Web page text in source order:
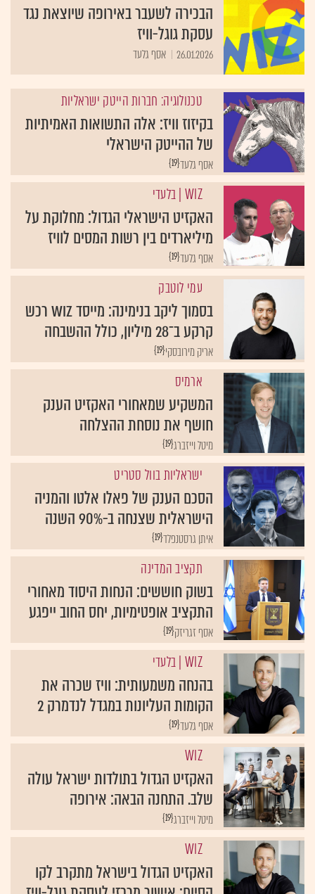
הבכירה לשעבר באירופה שיוצאת נגד
עסקת גוגל-וויז
26.01.2026 אסף גלעד
טכנולוגיה: חברות הייטק ישראליות
בקיזוז וויז: אלה התשואות האמיתיות
של ההייטק הישראלי
{19}אסף גלעד
WIZ| בלעדי
האקזיט הישראלי הגדול: מחלוקת על
מיליארדים בין רשות המסים לוויז
{19}אסף גלעד
עמי לוטבק
בסמוך ליקב בנימינה: מייסד WIZ רכש
קרקע ב־28 מיליון, כולל ההשבחה
{19}אריק מירובסקי
ארמיס
המשקיע שמאחורי האקזיט הענק
חושף את נוסחת ההצלחה
{19}מיטל וייזברג
ישראליות בוול סטריט
הסכם הענק של פאלו אלטו והמניה
הישראלית שצנחה ב-90% השנה
{19}איתן גרסטנפלד
תקציב המדינה
בשוק חוששים: הנחות היסוד מאחורי
התקציב אופטימיות, יחס החוב ייפגע
{19}אסף זגריזק
WIZ| בלעדי
בהנחה משמעותית: וויז שכרה את
הקומות העליונות במגדל לנדמרק 2
{19}אסף גלעד
WIZ
האקזיט הגדול בתולדות ישראל עולה
שלב. התחנה הבאה: אירופה
{19}מיטל וייזברג
WIZ
האקזיט הגדול בישראל מתקרב לקו